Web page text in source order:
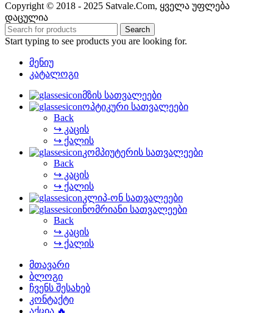
Copyright © 2018 - 2025 Satvale.Com, ყველა უფლება
დაცულია
Search
Start typing to see products you are looking for.
მენიუ
კატალოგი
მზის სათვალეები
ოპტიკური სათვალეები
Back
↪ კაცის
↪ ქალის
კომპიუტერის სათვალეები
Back
↪ კაცის
↪ ქალის
კლიპ-ონ სათვალეები
ნომრიანი სათვალეები
Back
↪ კაცის
↪ ქალის
მთავარი
ბლოგი
ჩვენს შესახებ
კონტაქტი
აქცია 🔥